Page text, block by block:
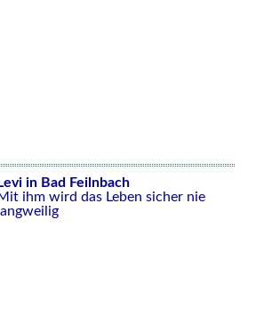
in Bad Feilnbach
ihm wird das Leben sicher nie